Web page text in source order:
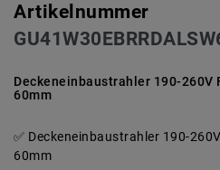
Artikelnummer
Deckeneinbaustrahler 190-260V
60mm
Deckeneinbaustrahler 190-
60mm